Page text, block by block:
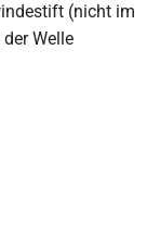
(nicht im
Welle